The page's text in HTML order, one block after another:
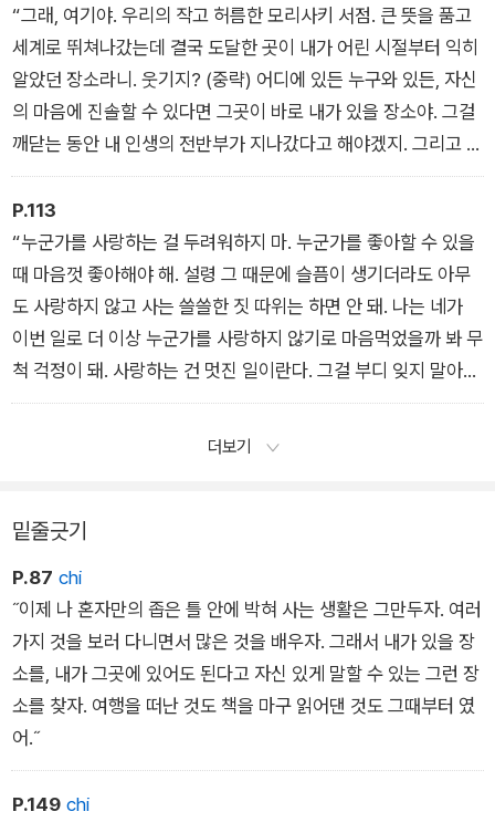
을 한 사람이 독서가가 되는 거구나.”
“그래, 여기야. 우리의 작고 허름한 모리사키 서점. 큰 뜻을 품고
세계로 뛰쳐나갔는데 결국 도달한 곳이 내가 어린 시절부터 익히
알았던 장소라니. 웃기지? (중략) 어디에 있든 누구와 있든, 자신
의 마음에 진솔할 수 있다면 그곳이 바로 내가 있을 장소야. 그걸
깨닫는 동안 내 인생의 전반부가 지나갔다고 해야겠지. 그리고 나
는 이제 가장 마음에 드는 항구로 돌아와 여기에 닻을 내리기로
결정한 거야. 나에게 이곳은 신성한 곳이고 가장 마음 편히 쉴 수
있는 장소야.”
P.113
“누군가를 사랑하는 걸 두려워하지 마. 누군가를 좋아할 수 있을
때 마음껏 좋아해야 해. 설령 그 때문에 슬픔이 생기더라도 아무
도 사랑하지 않고 사는 쓸쓸한 짓 따위는 하면 안 돼. 나는 네가
이번 일로 더 이상 누군가를 사랑하지 않기로 마음먹었을까 봐 무
척 걱정이 돼. 사랑하는 건 멋진 일이란다. 그걸 부디 잊지 말아
라. 누군가를 사랑한 기억은 결코 사라지지 않아. 언제까지나 기
억 속에 남아서 마음을 따뜻하게 적셔준단다. 나처럼 나이를 먹고
더보기
밑줄긋기
P.87 chi
˝이제 나 혼자만의 좁은 틀 안에 박혀 사는 생활은 그만두자. 여러
가지 것을 보러 다니면서 많은 것을 배우자. 그래서 내가 있을 장
소를, 내가 그곳에 있어도 된다고 자신 있게 말할 수 있는 그런 장
소를 찾자. 여행을 떠난 것도 책을 마구 읽어댄 것도 그때부터 였
어.˝
P.149 chi